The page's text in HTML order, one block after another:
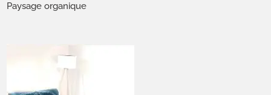
Paysage organique